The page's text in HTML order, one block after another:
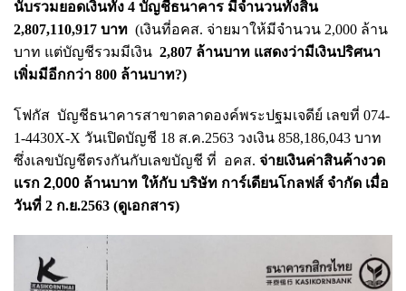
นับรวมยอดเงินทั้ง 4 บัญชีธนาคาร มีจำนวนทั้งสิ้น
2,807,110,917 บาท (เงินที่อคส. จ่ายมาให้มีจำนวน 2,000 ล้าน
บาท แต่บัญชีรวมมีเงิน 2,807 ล้านบาท แสดงว่ามีเงินปริศนา
เพิ่มมีอีกกว่า 800 ล้านบาท?)
โฟกัส บัญชีธนาคารสาขาตลาดองค์พระปฐมเจดีย์ เลขที่ 074-
1-4430X-X วันเปิดบัญชี 18 ส.ค.2563 วงเงิน 858,186,043 บาท
ซึ่งเลขบัญชีตรงกันกับเลขบัญชี ที่ อคส. จ่ายเงินค่าสินค้างวด
แรก 2,000 ล้านบาท ให้กับ บริษัท การ์เดียนโกลฟส์ จำกัด เมื่อ
วันที่ 2 ก.ย.2563 (ดูเอกสาร)